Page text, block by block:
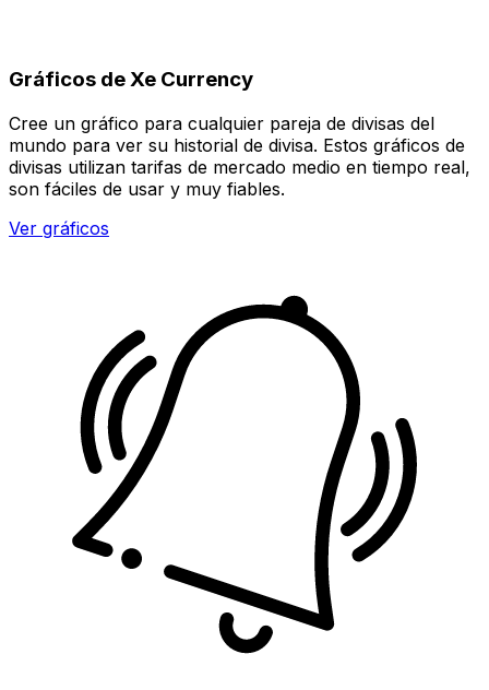
Gráficos de Xe Currency
Cree un gráfico para cualquier pareja de divisas del
mundo para ver su historial de divisa. Estos gráficos de
divisas utilizan tarifas de mercado medio en tiempo real,
son fáciles de usar y muy fiables.
Ver gráficos